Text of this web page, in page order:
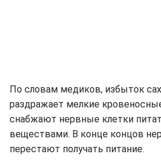
По словам медиков, избыток
раздражает мелкие
снабжают нервные клетки
веществами. В конце концов
перестают получать питание.